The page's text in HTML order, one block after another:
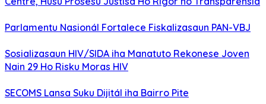
Parlamentu Nasionál Fortalece Fiskalizasaun PAN-VBJ
Sosializasaun HIV/SIDA iha Manatuto Rekonese Joven
Nain 29 Ho Risku Moras HIV
SECOMS Lansa Suku Dijitál iha Bairro Pite